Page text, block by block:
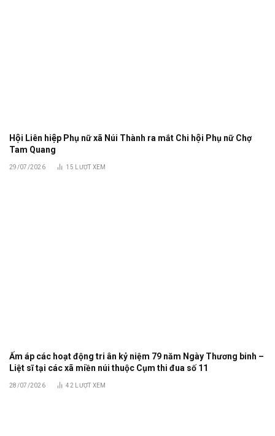
Hội Liên hiệp Phụ nữ xã Núi Thành ra mắt Chi hội Phụ nữ Chợ
Tam Quang
29/07/2026 15 LƯỢT XEM
Ấm áp các hoạt động tri ân kỷ niệm 79 năm Ngày Thương binh –
Liệt sĩ tại các xã miền núi thuộc Cụm thi đua số 11
28/07/2026 42 LƯỢT XEM